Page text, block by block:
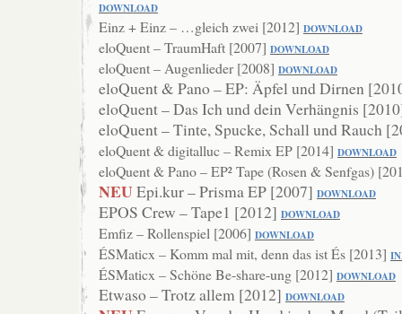
DOWNLOAD
Einz + Einz – …gleich zwei [2012] DOWNLOAD
eloQuent – TraumHaft [2007] DOWNLOAD
eloQuent – Augenlieder [2008] DOWNLOAD
eloQuent & Pano – EP: Äpfel und Dirnen
eloQuent – Das Ich und dein Verhängnis
eloQuent – Tinte, Spucke, Schall und Rauch
eloQuent & digitalluc – Remix EP [2014] DOWNLOAD
eloQuent & Pano – EP² Tape (Rosen & Senfgas)
NEUEpi.kur – Prisma EP [2007] DOWNLOAD
EPOS Crew – Tape1 [2012] DOWNLOAD
Emfiz – Rollenspiel [2006] DOWNLOAD
ÉSMaticx – Komm mal mit, denn das ist És [2013]
ÉSMaticx – Schöne Be-share-ung [2012] DOWNLOAD
Etwaso – Trotz allem [2012] DOWNLOAD